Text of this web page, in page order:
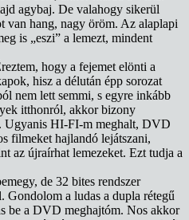
agybaj. De valahogy sikerül
van hang, nagy öröm. Az alaplapi
is „eszi” a lemezt, mindent
hogy a fejemet elönti a
hisz a délután épp sorozat
nem lett semmi, s egyre inkább
itthonról, akkor bizony
Ugyanis HI-FI-m meghalt, DVD
filmeket hajlandó lejátszani,
az újraírhat lemezeket. Ezt tudja a
de 32 bites rendszer
a ludas a dupla rétegű
be a DVD meghajtóm. Nos akkor